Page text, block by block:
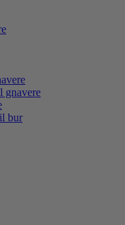
gnavere
bur